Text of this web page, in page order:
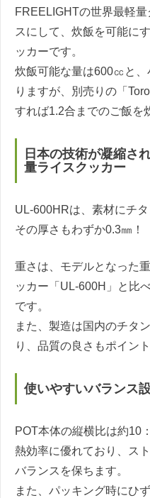
FREELIGHTの世界最軽
スにして、炊飯を可能に
ッカーです。
炊飯可能な量は600㏄と
りますが、別売りの「
すれば1.2合までのご飯を
日本の技術が凝縮さ
量ライスクッカー
UL-600HRは、素材にチタ
その厚さもわずか0.3㎜！
重さは、モデルとなった
ッカー「UL-600H」と比
です。
また、製造は国内のチタ
り、品質の良さもポイント
使いやすいバランス
POT本体の縦横比は約10：
熱効率に優れており、ス
バランスを保ちます。
また、パッキング時にひ